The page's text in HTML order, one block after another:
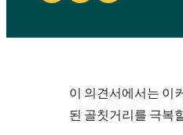
이 의견서에서는 이
된 골칫거리를 극복